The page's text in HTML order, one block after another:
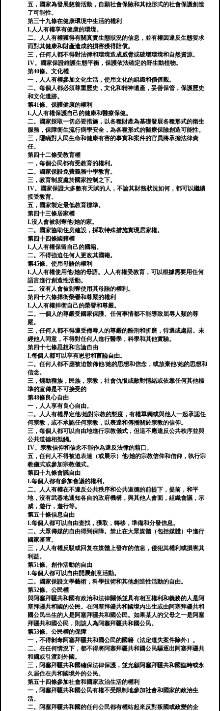
五，國家為發展慈善活動，自願社會保險和其他形式的社會保護創造
了可能性。
第三十九條在健康環境中生活的權利
I.人人有權享有健康的環境。
二。人人有權獲得有關真實生態狀況的信息，並有權因違反生態要求
而對其健康和財產造成的損害獲得賠償。
三，任何人都不得對法律和環境造成威脅或破壞環境和自然資源。
IV。國家保證維護生態平衡，保護依法確定的野生動植物。
第40條。文化權
一，人人有權參加文化生活，使用文化的組織和價值觀。
二。每個人都必須尊重歷史，文化和精神遺產，妥善保管，保護歷史
和文化遺跡。
第41條。保護健康的權利
I.人人有權保護自己的健康和醫療保健。
二。國家採取一切必要措施，以各種財產為基礎發展各種形式的衛生
服務，保障衛生流行病學安全，為各種形式的醫療保險創造可能性。
三，隱瞞對人民生命和健康有害的事實和案件的官員將承擔法律責
任。
第四十二條受教育權
一，每個公民都有受教育的權利。
二。國家保證免費義務中學教育。
三，教育制度處於國家控制之下。
IV。國家保證大多數有天賦的人，不論其財務狀況如何，都可以繼續
接受教育。
五，國家製定最低教育標準。
第四十三條居家權
I.沒人會被剝奪他/她的家。
二。國家協助住房建設，採取特殊措施實現居家權。
第四十四條國籍權
I.人人有權保留自己的國籍。
二。不得強迫任何人更改其國籍。
第45條。使用母語的權利
I.人人有權使用他/她的母語。人人有權受教育，可以根據需要用任何
語言進行創造性活動。
二。沒有人會被剝奪使用其母語的權利。
第四十六條捍衛榮譽和尊嚴的權利
I.人人有權捍衛自己的榮譽和尊嚴。
二。一個人的尊嚴受國家保護。任何事情都不能導致屈辱人類的尊
嚴。
三，任何人都不得遭受侮辱人的尊嚴的酷刑和折磨，待遇或處罰。未
經他人同意，不得對任何人進行醫學，科學和其他實驗。
第四十七條思想和言論自由
I.每個人都可以享有思想和言論自由。
二。任何人都不應被迫散佈他/她的思想和信念，或放棄他/她的思想和
信念。
三，煽動種族，民族，宗教，社會仇恨或敵對情緒或依靠任何其他標
準的宣傳是不可接受的
第48條良心自由
一，人人享有良心自由。
二。人人有權界定他/她對宗教的態度，有權單獨或與他人一起承認任
何宗教，或不承認任何宗教，以表達和傳播關於宗教的信仰。
三，每個人都可以自由地進行宗教儀式，但這不應違反公共秩序並與
公共道德相抵觸。
IV。宗教信仰和信念不能作為違反法律的藉口。
五，任何人不得被迫表達（或展示）他/她的宗教信仰和信仰，執行宗
教儀式或參加宗教儀式。
第四十九條會議自由
I.每個人都有參加會議的權利。
二。人人有權在不違反公共秩序和公共道德的前提下，提前，和平
地，沒有武器地通知各自的政府機構，與其他人會面，組織會議，示
威，遊行，遊行等。
第五十條信息自由
I.每個人都可以自由查找，獲取，轉移，準備和分發信息。
二。大眾傳媒的自由得到保障。禁止在大眾媒體（包括媒體）中進行
國家審查。
三，人人有權反駁或回复在媒體上發布的信息，侵犯其權利或損害其
利益。
第51條。創作活動的自由
I.每個人都可以自由開展創意活動。
二。國家保證文學藝術，科學技術和其他創造性活動的自由。
第52條。公民權
與阿塞拜疆共和國有政治和法律關係並具有相互權利和義務的人是阿
塞拜疆共和國的公民。在阿塞拜疆共和國境內出生或由阿塞拜疆共和
國公民出生的人是阿塞拜疆共和國公民。如果某人的父母之一是阿塞
拜疆共和國公民，則該人為阿塞拜疆共和國公民。
第53條。公民權的保障
一，不得剝奪阿塞拜疆共和國公民的國籍（法定遺失案件除外）。
二。在任何情況下，都不得將阿塞拜疆共和國公民驅逐出阿塞拜疆共
和國或引渡到外國。
三，阿塞拜疆共和國確保法律保護，並光顧阿塞拜疆共和國臨時或永
久居住在共和國境外的公民。
第五十四條參加社會和國家政治生活的權利
一，阿塞拜疆共和國公民有權不受限制地參加社會和國家的政治生
活。
二。阿塞拜疆共和國的任何公民都有權站起來反對叛國或政變的企